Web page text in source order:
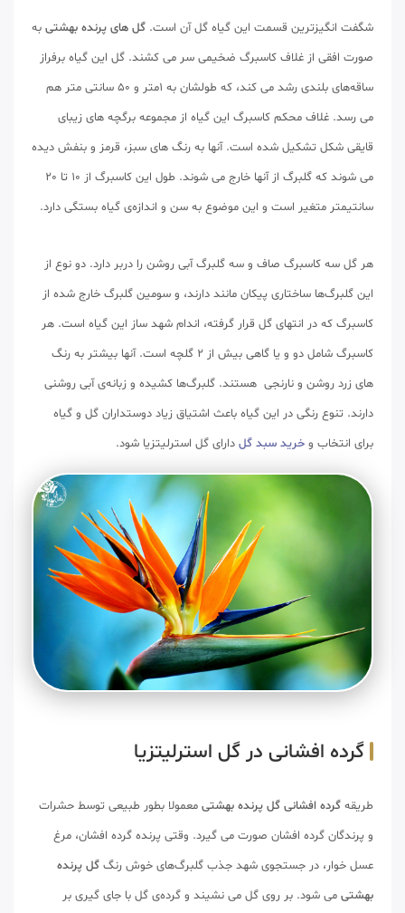
شگفت انگیزترین قسمت این گیاه گل آن است. گل های پرنده بهشتی به
صورت افقی از غلاف کاسبرگ ضخیمی سر می کشند. گل این گیاه برفراز
ساقه‌های بلندی رشد می کند، که طولشان به 1متر و 50 سانتی متر هم
می رسد. غلاف محکم کاسبرگ این گیاه از مجموعه برگچه های زیبای
قایقی شکل تشکیل شده است. آنها به رنگ های سبز، قرمز و بنفش دیده
می شوند که گلبرگ از آنها خارج می شوند. طول این کاسبرگ از 10 تا 20
سانتیمتر متغیر است و این موضوع به سن و اندازه‌ی گیاه بستگی دارد.
هر گل سه کاسبرگ صاف و سه گلبرگ آبی روشن را دربر دارد. دو نوع از
این گلبرگ‌ها ساختاری پیکان مانند دارند، و سومین گلبرگ خارج شده از
کاسبرگ که در انتهای گل قرار گرفته، اندام شهد ساز این گیاه است. هر
کاسبرگ شامل دو و یا گاهی بیش از 2 گلچه است. آنها بیشتر به رنگ
های زرد روشن و نارنجی هستند. گلبرگ‌ها کشیده و زبانه‌ی آبی روشنی
دارند. تنوع رنگی در این گیاه باعث اشتیاق زیاد دوستداران گل و گیاه
برای انتخاب و خرید سبد گل دارای گل استرلیتزیا شود.
گرده افشانی در گل استرلیتزیا
طریقه گرده افشانی گل پرنده بهشتی معمولا بطور طبیعی توسط حشرات
و پرندگان گرده افشان صورت می گیرد. وقتی پرنده گرده افشان، مرغ
عسل خوار، در جستجوی شهد جذب گلبرگ‌های خوش رنگ گل پرنده
بهشتی می شود. بر روی گل می نشیند و گرده‌ی گل با جای گیری بر